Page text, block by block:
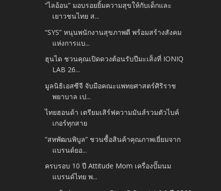
“ไลอ้อน” มอบรอยยิ้มความสุขให้กับเด็กและ
เยาวชนไทย ส...
“SYS” หนุนพนักงานสุขภาพดี พร้อมสร้างสังคม
แห่งการแบ...
ฮุนได ชวนคุณเปิดดวงต้อนรับปีมะเส็งที่ IONIQ
LAB 26...
มูลนิธิเอสซีจี จับมือคณะแพทยศาสตร์ศิริราช
พยาบาล เป...
ไทยฮอนด้า เตรียมเสิร์ฟความมันส์รวมตัวไบค์
เกอร์ทุกสาย
“สหพัฒนพิบูล” ชวนซื้อสินค้าคุณภาพเยี่ยมจาก
แบรนด์ยอ...
ครบรอบ 10 ปี Attitude Mom เครื่องปั๊มนม
แบรนด์ไทย พ...